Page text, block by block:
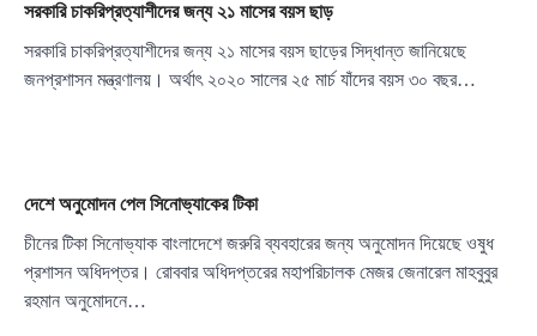
সরকারি চাকরিপ্রত্যাশীদের জন্য ২১ মাসের বয়স ছাড়
সরকারি চাকরিপ্রত্যাশীদের জন্য ২১ মাসের বয়স ছাড়ের সিদ্ধান্ত জানিয়েছে
জনপ্রশাসন মন্ত্রণালয়। অর্থাৎ ২০২০ সালের ২৫ মার্চ যাঁদের বয়স ৩০ বছর…
দেশে অনুমোদন পেল সিনোভ্যাকের টিকা
চীনের টিকা সিনোভ্যাক বাংলাদেশে জরুরি ব্যবহারের জন্য অনুমোদন দিয়েছে ওষুধ
প্রশাসন অধিদপ্তর। রোববার অধিদপ্তরের মহাপরিচালক মেজর জেনারেল মাহবুবুর
রহমান অনুমোদনে…